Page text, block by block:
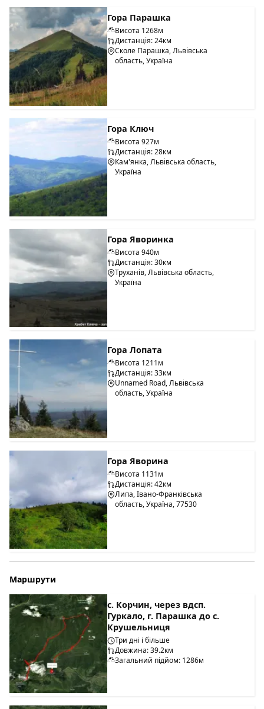
Гора Парашка
Висота 1268м
Дистанція: 24км
Сколе Парашка, Львівська
область, Україна
Гора Ключ
Висота 927м
Дистанція: 28км
Кам'янка, Львівська область,
Україна
Гора Яворинка
Висота 940м
Дистанція: 30км
Труханів, Львівська область,
Україна
Гора Лопата
Висота 1211м
Дистанція: 33км
Unnamed Road, Львівська
область, Україна
Гора Яворина
Висота 1131м
Дистанція: 42км
Липа, Івано-Франківська
область, Україна, 77530
Маршрути
с. Корчин, через вдсп.
Гуркало, г. Парашка до с.
Крушельниця
Три дні і більше
Довжина: 39.2км
Загальний підйом: 1286м